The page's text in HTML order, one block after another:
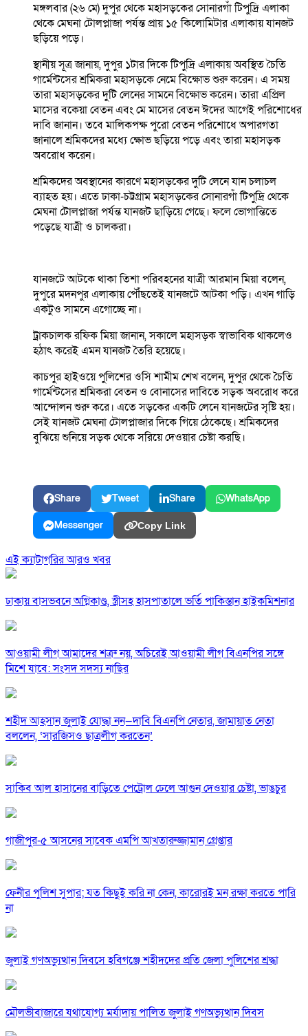
মঙ্গলবার (২৬ মে) দুপুর থেকে মহাসড়কের সোনারগাঁ টিপুদ্রি এলাকা
থেকে মেঘনা টোলপ্লাজা পর্যন্ত প্রায় ১৫ কিলোমিটার এলাকায় যানজট
ছড়িয়ে পড়ে।
স্থানীয় সূত্র জানায়, দুপুর ১টার দিকে টিপুদ্রি এলাকায় অবস্থিত চৈতি
গার্মেন্টসের শ্রমিকরা মহাসড়কে নেমে বিক্ষোভ শুরু করেন। এ সময়
তারা মহাসড়কের দুটি লেনের সামনে বিক্ষোভ করেন। তারা এপ্রিল
মাসের বকেয়া বেতন এবং মে মাসের বেতন ঈদের আগেই পরিশোধের
দাবি জানান। তবে মালিকপক্ষ পুরো বেতন পরিশোধে অপারগতা
জানালে শ্রমিকদের মধ্যে ক্ষোভ ছড়িয়ে পড়ে এবং তারা মহাসড়ক
অবরোধ করেন।
শ্রমিকদের অবস্থানের কারণে মহাসড়কের দুটি লেনে যান চলাচল
ব্যাহত হয়। এতে ঢাকা-চট্টগ্রাম মহাসড়কের সোনারগাঁ টিপুদ্রি থেকে
মেঘনা টোলপ্লাজা পর্যন্ত যানজট ছাড়িয়ে গেছে। ফলে ভোগান্তিতে
পড়েছে যাত্রী ও চালকরা।
যানজটে আটকে থাকা তিশা পরিবহনের যাত্রী আরমান মিয়া বলেন,
দুপুরে মদনপুর এলাকায় পৌঁছতেই যানজটে আটকা পড়ি। এখন গাড়ি
একটুও সামনে এগোচ্ছে না।
ট্রাকচালক রফিক মিয়া জানান, সকালে মহাসড়ক স্বাভাবিক থাকলেও
হঠাৎ করেই এমন যানজট তৈরি হয়েছে।
কাচপুর হাইওয়ে পুলিশের ওসি শামীম শেখ বলেন, দুপুর থেকে চৈতি
গার্মেন্টসের শ্রমিকরা বেতন ও বোনাসের দাবিতে সড়ক অবরোধ করে
আন্দোলন শুরু করে। এতে সড়কের একটি লেনে যানজটের সৃষ্টি হয়।
সেই যানজট মেঘনা টোলপ্লাজার দিকে গিয়ে ঠেকেছে। শ্রমিকদের
বুঝিয়ে শুনিয়ে সড়ক থেকে সরিয়ে দেওয়ার চেষ্টা করছি।
Share Tweet Share WhatsApp
Messenger Copy Link
এই ক্যাটাগরির আরও খবর
ঢাকায় বাসভবনে অগ্নিকাণ্ড, স্ত্রীসহ হাসপাতালে ভর্তি পাকিস্তান হাইকমিশনার
আওয়ামী লীগ আমাদের শত্রু নয়, অচিরেই আওয়ামী লীগ বিএনপির সঙ্গে
মিশে যাবে: সংসদ সদস্য নাছির
শহীদ আহসান জুলাই যোদ্ধা নন—দাবি বিএনপি নেতার, জামায়াত নেতা
বললেন, ‘সারজিসও ছাত্রলীগ করতেন’
সাকিব আল হাসানের বাড়িতে পেট্রোল ঢেলে আগুন দেওয়ার চেষ্টা, ভাঙচুর
গাজীপুর-৫ আসনের সাবেক এমপি আখতারুজ্জামান গ্রেপ্তার
ফেনীর পুলিশ সুপার; যত কিছুই করি না কেন, কারোরই মন রক্ষা করতে পারি
না
জুলাই গণঅভ্যুত্থান দিবসে হবিগঞ্জে শহীদদের প্রতি জেলা পুলিশের শ্রদ্ধা
মৌলভীবাজারে যথাযোগ্য মর্যাদায় পালিত জুলাই গণঅভ্যুত্থান দিবস